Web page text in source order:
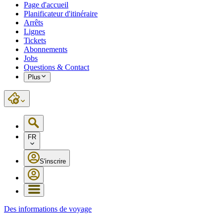
Page d'accueil
Planificateur d'itinéraire
Arrêts
Lignes
Tickets
Abonnements
Jobs
Questions & Contact
Plus
FR
S'inscrire
Des informations de voyage